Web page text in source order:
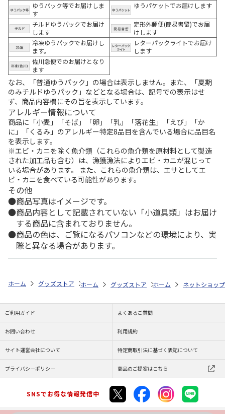
ゆうパック等でお届けしま
す
ゆうパケットでお届けします
チルドゆうパックでお届け
します
定形外郵便(簡易書留)でお届
けします
冷凍ゆうパックでお届けし
ます。
レターパックライトでお届け
します
佐川急便でのお届けとなり
ます
なお、「普通ゆうパック」の場合は表示しません。また、「夏期
のみチルドゆうパック」などとなる場合は、記号での表示はせ
ず、商品内容欄にその旨を表示しています。
アレルギー情報について
商品に「小麦」「そば」「卵」「乳」「落花生」「えび」「か
に」「くるみ」のアレルギー特定8品目を含んでいる場合に品目名
を表示します。
※エビ・カニを除く魚介類（これらの魚介類を原材料として製造
された加工品も含む）は、漁獲漁法によりエビ・カニが混じって
いる場合があります。 また、これらの魚介類は、エサとしてエ
ビ・カニを食べている可能性があります。
その他
商品写真はイメージです。
商品内容として記載されていない「小道具類」はお届け
する商品に含まれておりません。
商品の色は、ご覧になるパソコンなどの環境により、実
際と異なる場合があります。
ホーム グッズストア 鉄道・飛行機・車 鉄道グッズ 蒲須坂駅郵
ホーム グッズストア ご当地フレーム切手
ホーム ネットショップ
ご利用ガイド よくあるご質問
お問い合わせ 利用規約
サイト運営会社について 特定商取引法に基づく表記について
プライバシーポリシー 商品のご提案はこちら
SNSでお得な情報発信中